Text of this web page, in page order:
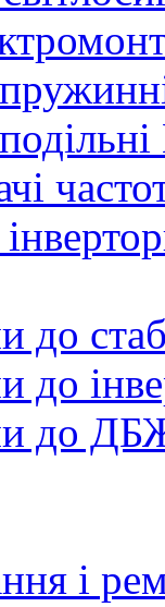
до
до
до
і